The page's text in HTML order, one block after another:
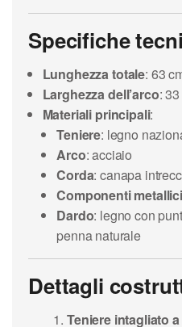
Specifiche
Lunghezza totale: 63
Larghezza dell’arco:
Materiali principali:
Teniere: legno
Arco: acciaio
Corda: canapa
Componenti metallici
Dardo: legno con
penna naturale
Dettagli
Teniere intagliato